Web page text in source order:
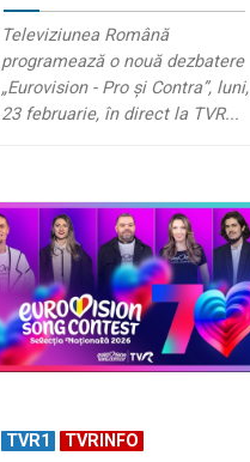
Televiziunea Română
programează o nouă dezbatere
„Eurovision - Pro și Contra”, luni,
23 februarie, în direct la TVR...
TVR1 TVRINFO